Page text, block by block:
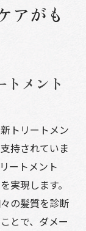
アがも
トメント
トリートメン
持されていま
ートメント
実現します。
の髪質を診断
とで、ダメー